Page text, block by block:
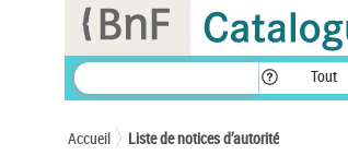
Tout
Accueil Liste de notices d’autorité
Panneau de gestion des cookies